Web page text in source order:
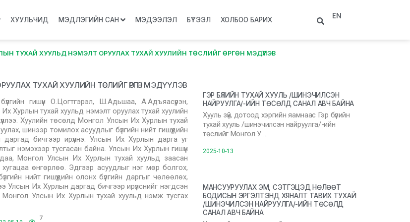
ХУУЛЬЧИД МЭДЛЭГИЙН САН МЭДЭЭЛЭЛ БҮТЭЭЛ ХОЛБОО БАРИХ EN
ТУХАЙ ХУУЛЬД НЭМЭЛТ ОРУУЛАХ ТУХАЙ ХУУЛИЙН ТӨСЛИЙГ ӨРГӨН МЭДҮҮЛЭВ
ТУХАЙ ХУУЛИЙН ТӨСЛИЙГ ӨРГӨН МЭДҮҮЛЭВ
гишүүн О.Цогтгэрэл, Ш.Адьшаа, А.Адъяасүрэн,
Хурлын тухай хуульд нэмэлт оруулах тухай хуулийн
Хуулийн төсөлд Монгол Улсын Их Хурлын тухай
шинээр томилох асуудлыг бүлгийн нийт гишүүдийн
бичгээр ирүүлнэ. Улсын Их Хурлын дарга уг
нэмэхээр тусгасан байна. Улсын Их Хурлын гишүүн
Монгол Улсын Их Хурлын тухай хуульд заасан
хугацаа өнгөрлөө. Эдгээр асуудлыг нэг мөр болгох,
нийт гишүүдийн олонх бүлгийн даргыг чөлөөлөх,
Их Хурлын даргад бичгээр ирүүлснийг нэгдсэн
Монгол Улсын Их Хурлын тухай хуульд нэмж тусгах
7
ГЭР БҮЛИЙН ТУХАЙ ХУУЛЬ /ШИНЭЧИЛСЭН
НАЙРУУЛГА/-ИЙН ТӨСӨЛД САНАЛ АВЧ БАЙНА
Хууль зүй, дотоод хэргийн яамнаас Гэр бүлийн
тухай хууль /шинэчилсэн найруулга/-ийн
төслийг Монгол У …
2025-10-13
МАНСУУРУУЛАХ ЭМ, СЭТГЭЦЭД НӨЛӨӨТ
БОДИСЫН ЭРГЭЛТЭНД ХЯНАЛТ ТАВИХ ТУХАЙ
/ШИНЭЧИЛСЭН НАЙРУУЛГА/-ИЙН ТӨСӨЛД
САНАЛ АВЧ БАЙНА